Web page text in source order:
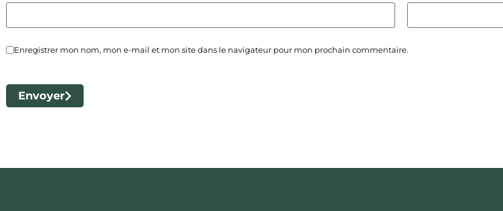
Enregistrer mon nom, mon e-mail et mon site dans le navigateur pour mon prochain commentaire.
Envoyer